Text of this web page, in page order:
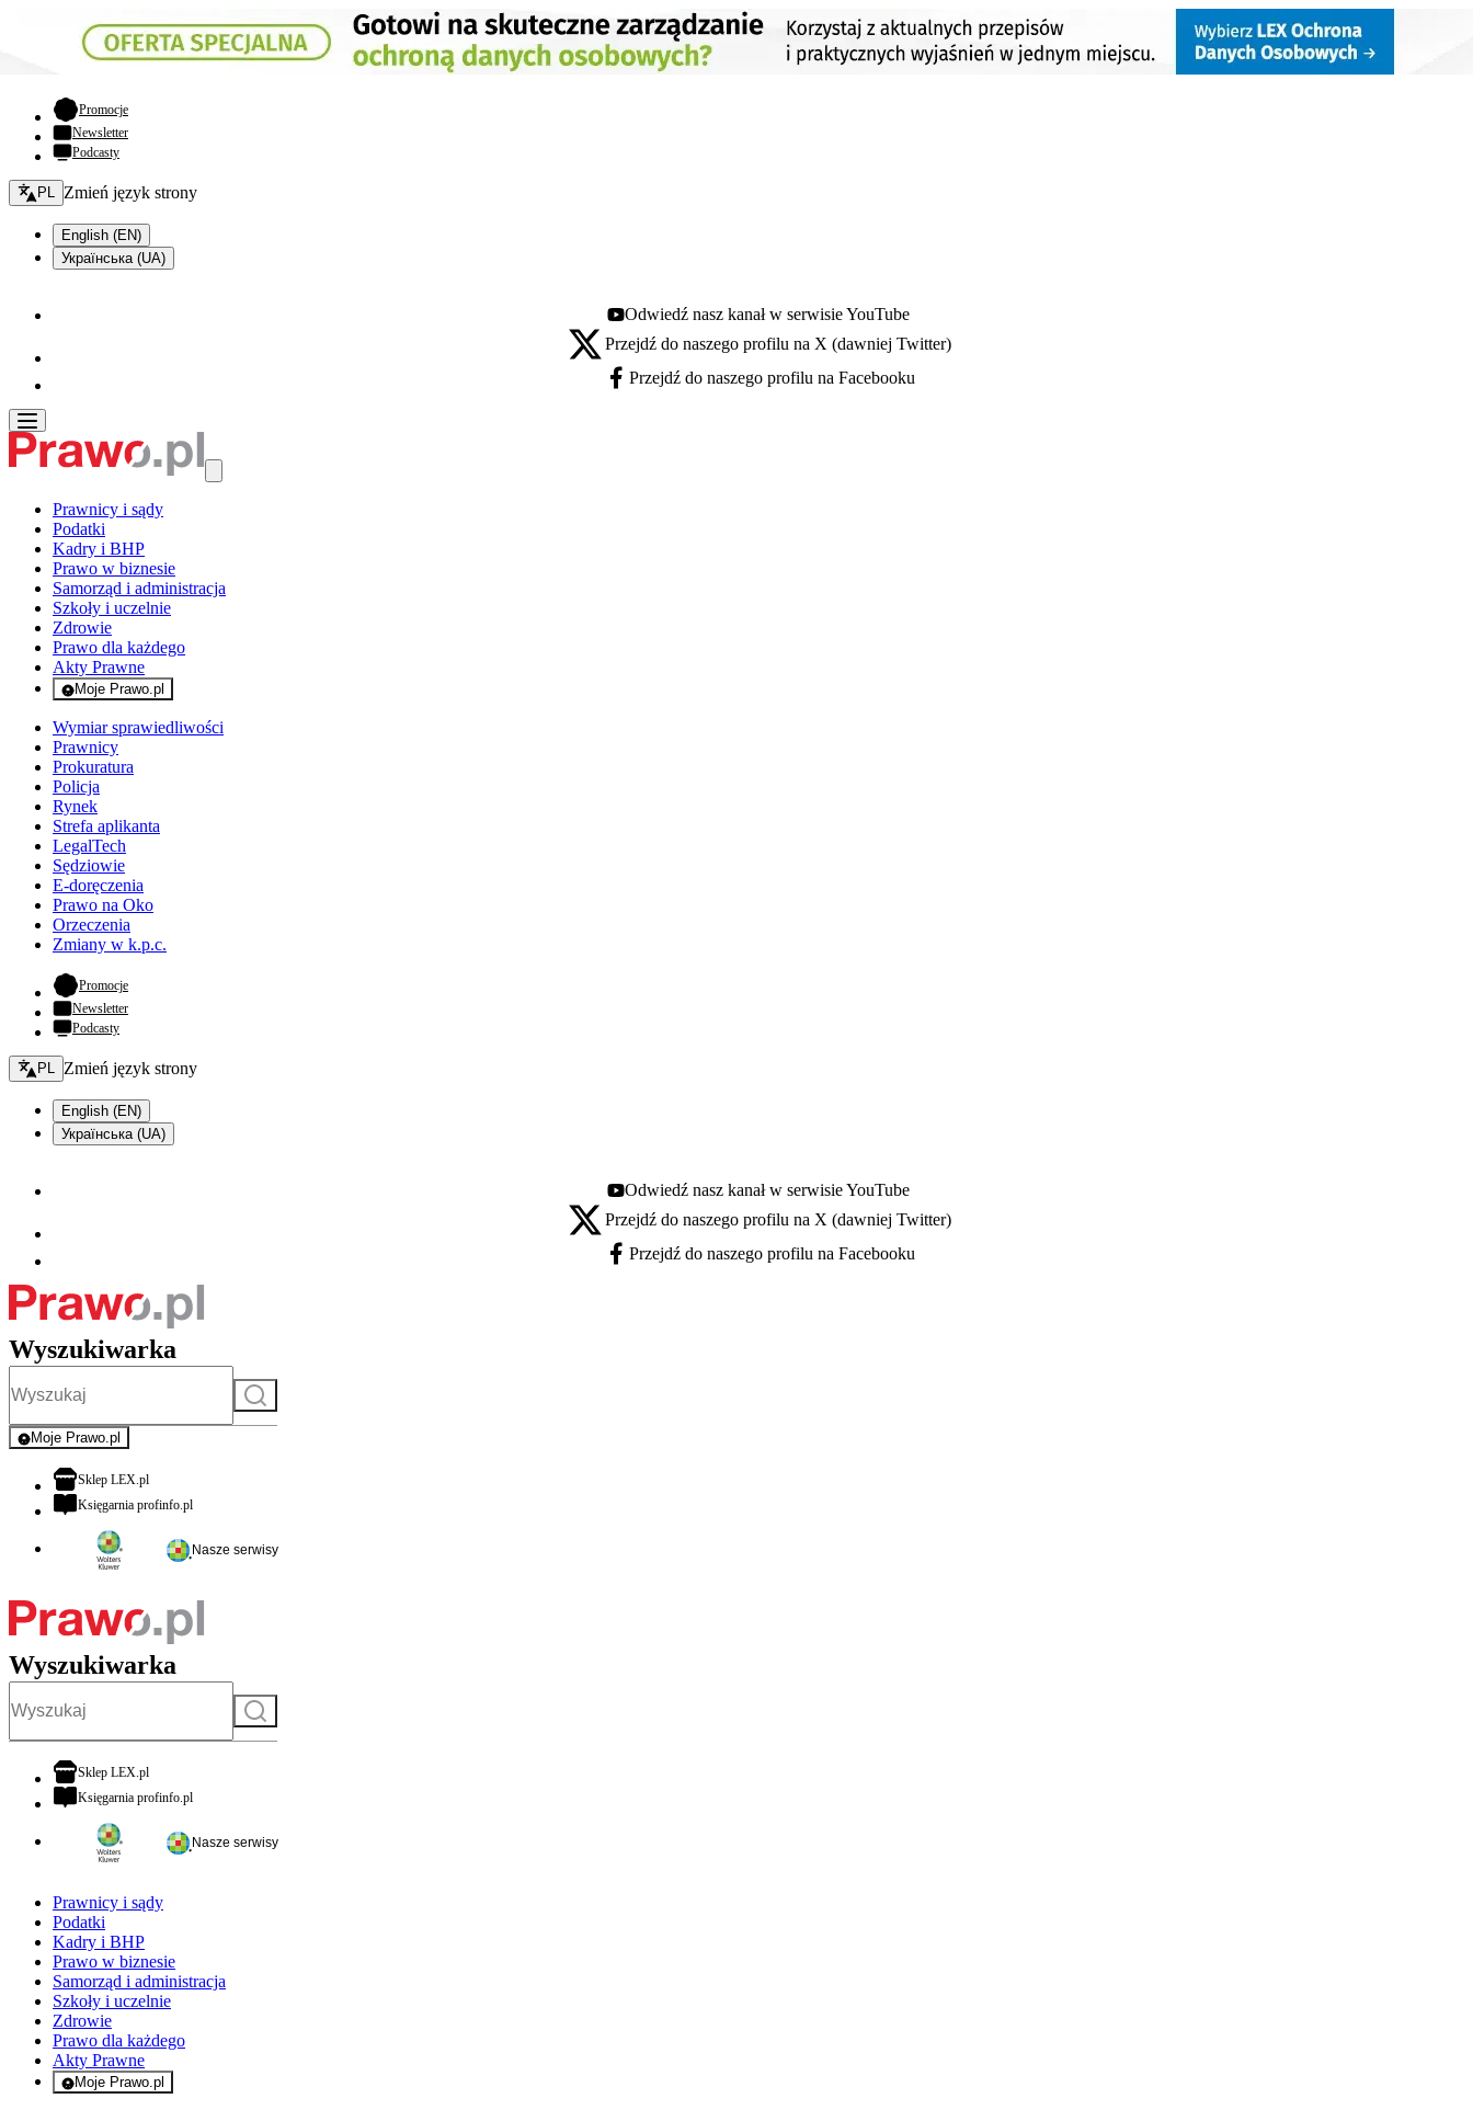
Promocje- otwiera się w nowej karcie
Newsletter
Podcasty
Zmień język - bieżący:
PL Zmień język strony
English (EN)
Українська (UA)
Youtube - otwiera się w nowej karcie
Odwiedź nasz kanał w serwisie YouTube
X - otwiera się w nowej karcie
Przejdź do naszego profilu na X (dawniej Twitter)
Facebook - otwiera się w nowej karcie
Przejdź do naszego profilu na Facebooku
Prawnicy i sądy
Podatki
Kadry i BHP
Prawo w biznesie
Samorząd i administracja
Szkoły i uczelnie
Zdrowie
Prawo dla każdego
Akty Prawne
Moje Prawo.pl
- rejestracja i logowanie do serwisu
Wymiar sprawiedliwości
Prawnicy
Prokuratura
Policja
Rynek
Strefa aplikanta
LegalTech
Sędziowie
E-doręczenia
Prawo na Oko
Orzeczenia
Zmiany w k.p.c.
Promocje- otwiera się w nowej karcie
Newsletter
Podcasty
Zmień język - bieżący:
PL Zmień język strony
English (EN)
Українська (UA)
Youtube - otwiera się w nowej karcie
Odwiedź nasz kanał w serwisie YouTube
X - otwiera się w nowej karcie
Przejdź do naszego profilu na X (dawniej Twitter)
Facebook - otwiera się w nowej karcie
Przejdź do naszego profilu na Facebooku
Wyszukiwarka
Szukaj
Moje Prawo.pl
- rejestracja i logowanie do serwisu
Sklep LEX.plotwiera się w nowej karcie
Księgarnia profinfo.plotwiera się w nowej karcie
Nasze serwisy
Wyszukiwarka
Szukaj
Sklep LEX.plotwiera się w nowej karcie
Księgarnia profinfo.plotwiera się w nowej karcie
Nasze serwisy
Prawnicy i sądy
Podatki
Kadry i BHP
Prawo w biznesie
Samorząd i administracja
Szkoły i uczelnie
Zdrowie
Prawo dla każdego
Akty Prawne
Moje Prawo.pl
- rejestracja i logowanie do serwisu